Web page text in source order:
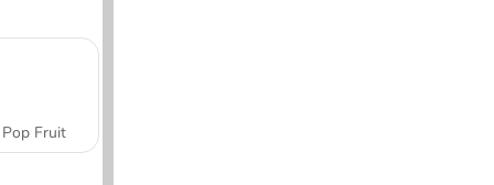
Pop Fruit